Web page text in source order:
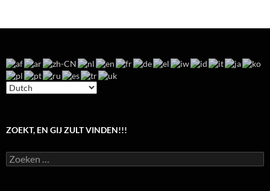
ZOEKT, EN GIJ ZULT VINDEN!!!
Zoeken
naar: